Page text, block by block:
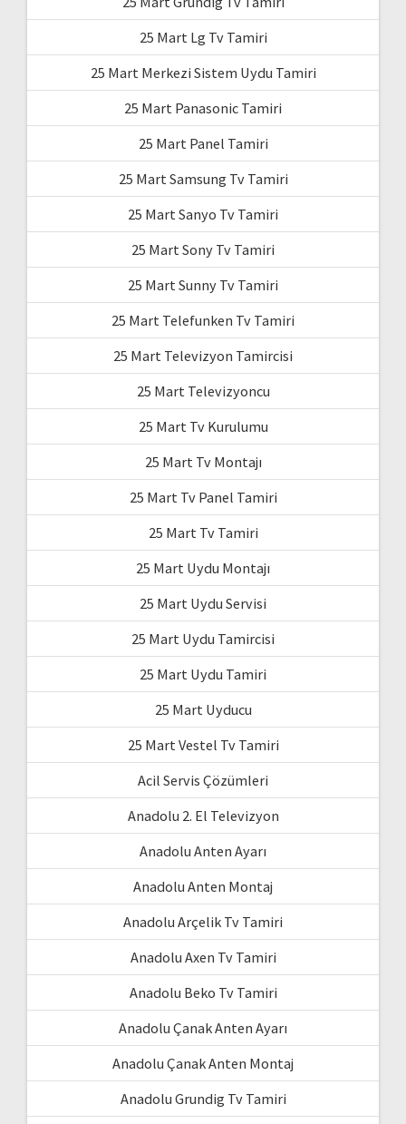
25 Mart Lg Tv Tamiri
25 Mart Merkezi Sistem Uydu Tamiri
25 Mart Panasonic Tamiri
25 Mart Panel Tamiri
25 Mart Samsung Tv Tamiri
25 Mart Sanyo Tv Tamiri
25 Mart Sony Tv Tamiri
25 Mart Sunny Tv Tamiri
25 Mart Telefunken Tv Tamiri
25 Mart Televizyon Tamircisi
25 Mart Televizyoncu
25 Mart Tv Kurulumu
25 Mart Tv Montajı
25 Mart Tv Panel Tamiri
25 Mart Tv Tamiri
25 Mart Uydu Montajı
25 Mart Uydu Servisi
25 Mart Uydu Tamircisi
25 Mart Uydu Tamiri
25 Mart Uyducu
25 Mart Vestel Tv Tamiri
Acil Servis Çözümleri
Anadolu 2. El Televizyon
Anadolu Anten Ayarı
Anadolu Anten Montaj
Anadolu Arçelik Tv Tamiri
Anadolu Axen Tv Tamiri
Anadolu Beko Tv Tamiri
Anadolu Çanak Anten Ayarı
Anadolu Çanak Anten Montaj
Anadolu Grundig Tv Tamiri